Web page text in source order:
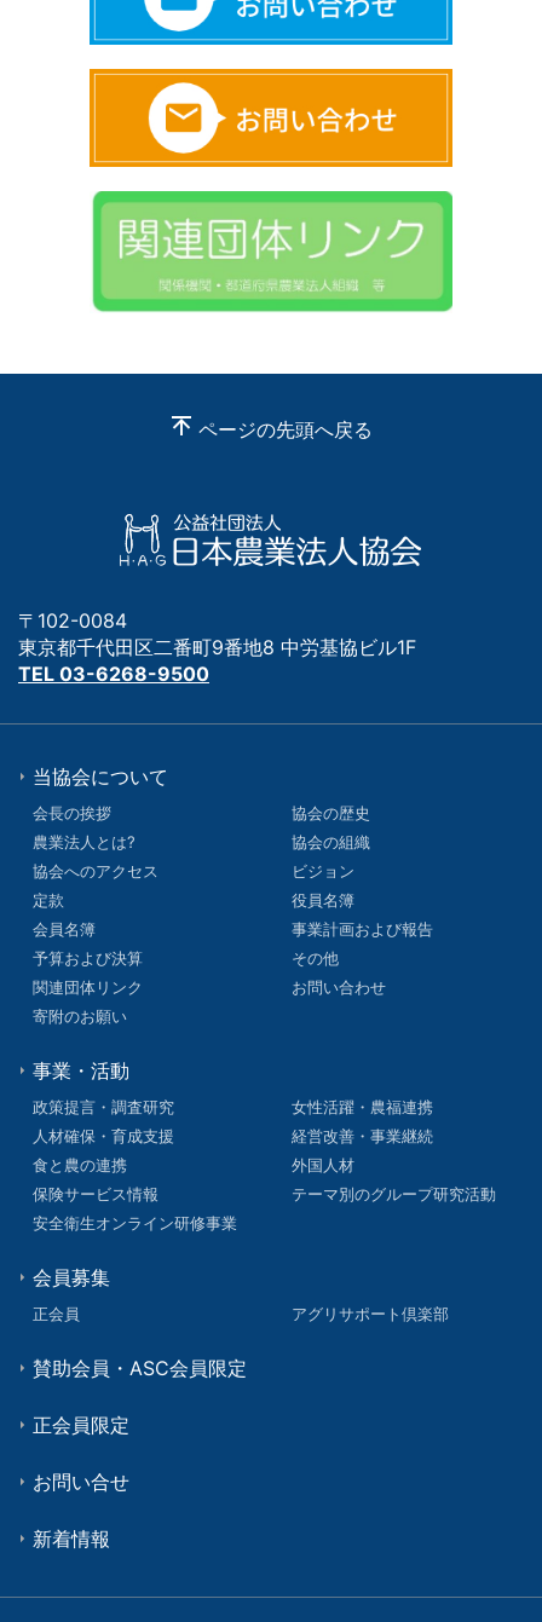
ページの先頭へ戻る
〒102-0084
東京都千代田区二番町9番地8 中労基協ビル1F
TEL 03-6268-9500
当協会について
会長の挨拶
協会の歴史
農業法人とは?
協会の組織
協会へのアクセス
ビジョン
定款
役員名簿
会員名簿
事業計画および報告
予算および決算
その他
関連団体リンク
お問い合わせ
寄附のお願い
事業・活動
政策提言・調査研究
女性活躍・農福連携
人材確保・育成支援
経営改善・事業継続
食と農の連携
外国人材
保険サービス情報
テーマ別のグループ研究活動
安全衛生オンライン研修事業
会員募集
正会員 アグリサポート倶楽部
賛助会員・ASC会員限定
正会員限定
お問い合せ
新着情報